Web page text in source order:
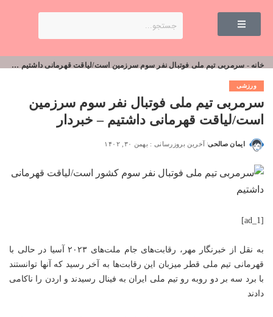
خانه - سرمربی تیم ملی فوتبال نفر سوم سرزمین است/لیاقت قهرمانی داشتیم – خبردار
ورزشی
سرمربی تیم ملی فوتبال نفر سوم سرزمین
است/لیاقت قهرمانی داشتیم – خبردار
ایمان صالحی آخرین بروزرسانی : بهمن ۳۰, ۱۴۰۲
[ad_1]
به نقل از خبرنگار مهر، رقابت‌های جام ملت‌های ۲۰۲۳ آسیا در حالی با
قهرمانی تیم ملی قطر میزبان این رقابت‌ها به آخر رسید که آنها توانستند
با برد سه بر دو روبه رو تیم ملی ایران به فینال رسیدند و اردن را ناکامی
دادند